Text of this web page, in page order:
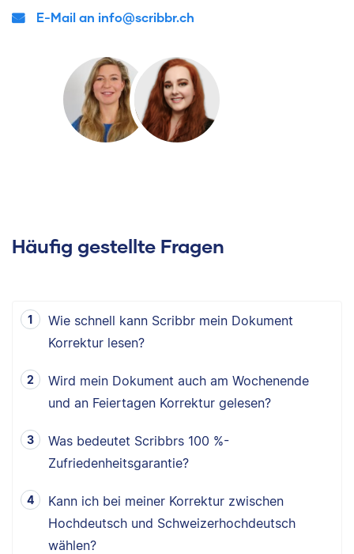
E-Mail an info@scribbr.ch
Häufig gestellte Fragen
Wie schnell kann Scribbr mein Dokument
Korrektur lesen?
Wird mein Dokument auch am Wochenende
und an Feiertagen Korrektur gelesen?
Was bedeutet Scribbrs 100 %-
Zufriedenheitsgarantie?
Kann ich bei meiner Korrektur zwischen
Hochdeutsch und Schweizerhochdeutsch
wählen?